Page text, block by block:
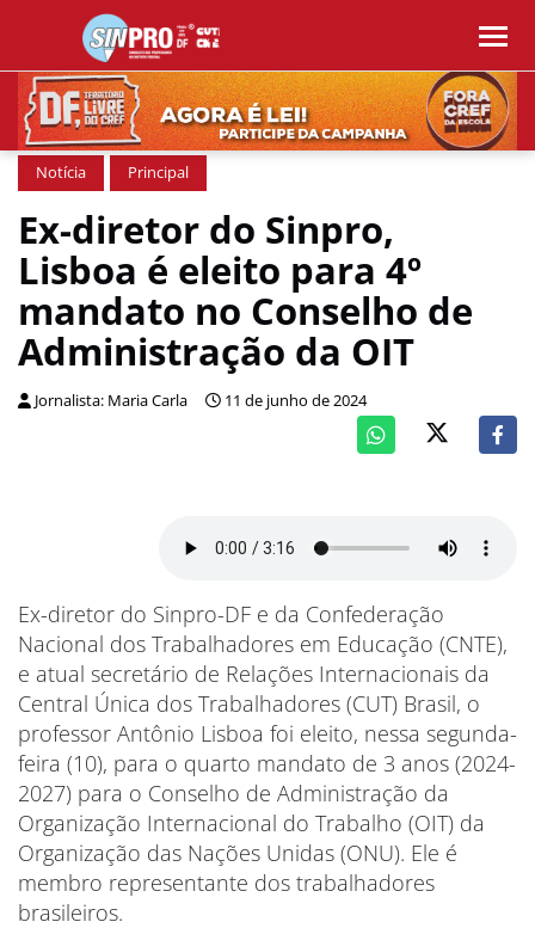
Notícia Principal
Ex-diretor do Sinpro,
Lisboa é eleito para 4º
mandato no Conselho de
Administração da OIT
Jornalista: Maria Carla 11 de junho de 2024
Ex-diretor do Sinpro-DF e da Confederação
Nacional dos Trabalhadores em Educação (CNTE),
e atual secretário de Relações Internacionais da
Central Única dos Trabalhadores (CUT) Brasil, o
professor Antônio Lisboa foi eleito, nessa segunda-
feira (10), para o quarto mandato de 3 anos (2024-
2027) para o Conselho de Administração da
Organização Internacional do Trabalho (OIT) da
Organização das Nações Unidas (ONU). Ele é
membro representante dos trabalhadores
brasileiros.